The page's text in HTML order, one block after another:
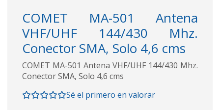
COMET MA-501 Antena
VHF/UHF 144/430 Mhz.
Conector SMA, Solo 4,6 cms
COMET MA-501 Antena VHF/UHF 144/430 Mhz.
Conector SMA, Solo 4,6 cms
Sé el primero en valorar